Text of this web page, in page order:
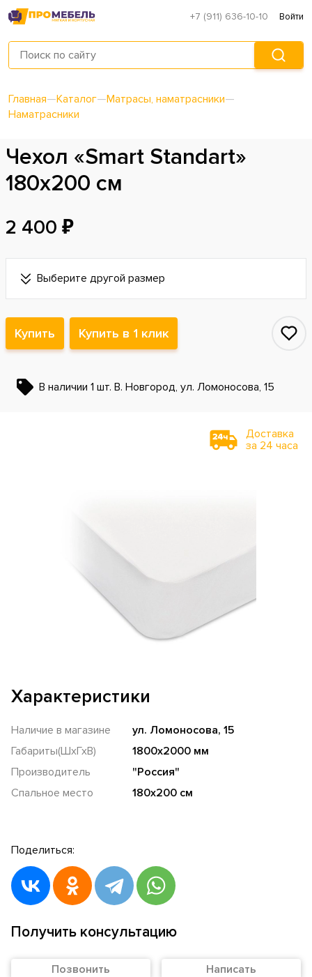
+7 (911) 636-10-10 Войти
Главная—Каталог—Матрасы, наматрасники—
Наматрасники
Чехол «Smart Standart»
180х200 см
2 400 ₽
Выберите другой размер
Купить Купить в 1 клик
В наличии 1 шт. В. Новгород, ул. Ломоносова, 15
Доставка
за 24 часа
Характеристики
Наличие в магазине
ул. Ломоносова, 15
Габариты(ШхГхВ)
1800х2000 мм
Производитель
"Россия"
Спальное место
180х200 см
Поделиться:
Получить консультацию
Позвонить Написать